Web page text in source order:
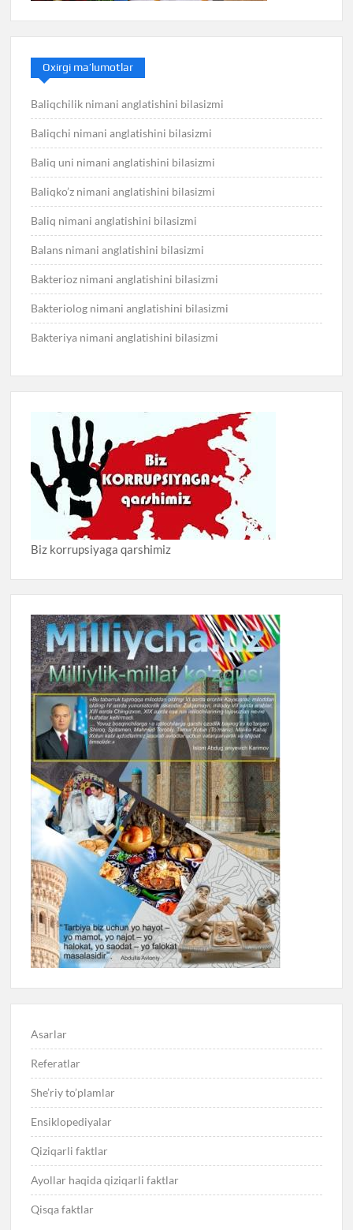
Oxirgi ma’lumotlar
Baliqchilik nimani anglatishini bilasizmi
Baliqchi nimani anglatishini bilasizmi
Baliq uni nimani anglatishini bilasizmi
Baliqko’z nimani anglatishini bilasizmi
Baliq nimani anglatishini bilasizmi
Balans nimani anglatishini bilasizmi
Bakterioz nimani anglatishini bilasizmi
Bakteriolog nimani anglatishini bilasizmi
Bakteriya nimani anglatishini bilasizmi
Biz korrupsiyaga qarshimiz
Asarlar
Referatlar
She’riy to’plamlar
Ensiklopediyalar
Qiziqarli faktlar
Ayollar haqida qiziqarli faktlar
Qisqa faktlar